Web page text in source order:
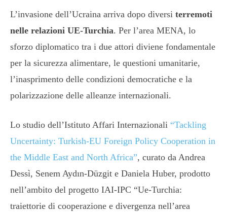
L’invasione dell’Ucraina arriva dopo diversi terremoti
nelle relazioni UE-Turchia. Per l’area MENA, lo
sforzo diplomatico tra i due attori diviene fondamentale
per la sicurezza alimentare, le questioni umanitarie,
l’inasprimento delle condizioni democratiche e la
polarizzazione delle alleanze internazionali.
Lo studio dell’Istituto Affari Internazionali “Tackling
Uncertainty: Turkish-EU Foreign Policy Cooperation in
the Middle East and North Africa”, curato da Andrea
Dessì, Senem Aydın-Düzgit e Daniela Huber, prodotto
nell’ambito del progetto IAI-IPC “Ue-Turchia:
traiettorie di cooperazione e divergenza nell’area